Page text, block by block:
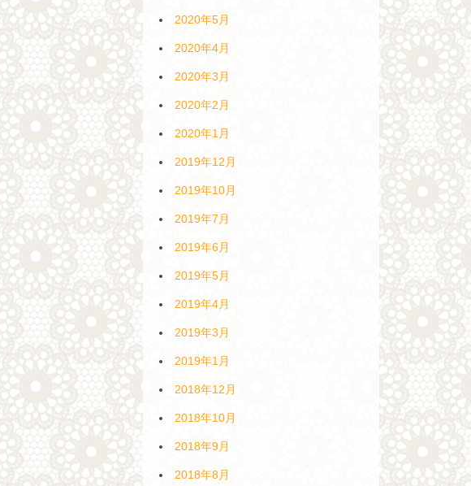
2020年5月
2020年4月
2020年3月
2020年2月
2020年1月
2019年12月
2019年10月
2019年7月
2019年6月
2019年5月
2019年4月
2019年3月
2019年1月
2018年12月
2018年10月
2018年9月
2018年8月